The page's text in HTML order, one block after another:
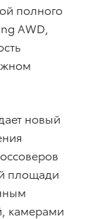
полного
AWD,
новый
площади
камерами